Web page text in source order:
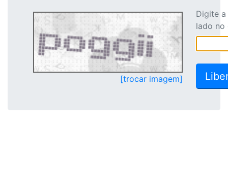
[trocar imagem]
Digite
lado no